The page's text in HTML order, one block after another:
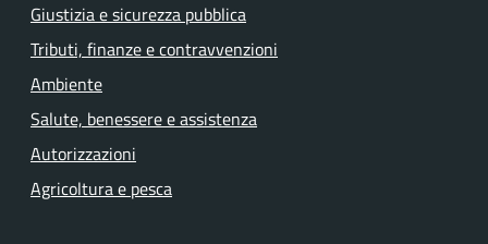
Giustizia e sicurezza pubblica
Tributi, finanze e contravvenzioni
Ambiente
Salute, benessere e assistenza
Autorizzazioni
Agricoltura e pesca